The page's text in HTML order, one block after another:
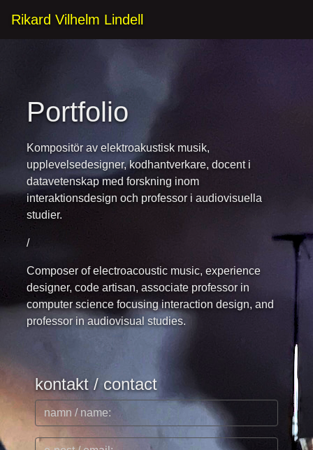
Rikard Vilhelm Lindell
Portfolio
Kompositör av elektroakustisk musik,
upplevelsedesigner, kodhantverkare, docent i
datavetenskap med forskning inom
interaktionsdesign och professor i audiovisuella
studier.
/
Composer of electroacoustic music, experience
designer, code artisan, associate professor in
computer science focusing interaction design, and
professor in audiovisual studies.
kontakt / contact